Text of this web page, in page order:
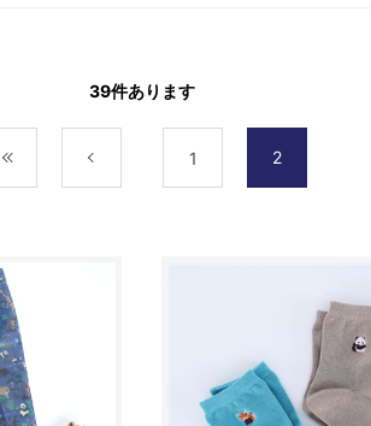
39件あります
1 2